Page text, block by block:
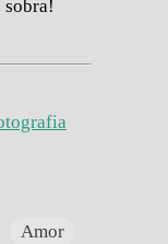
sobra!
Amor